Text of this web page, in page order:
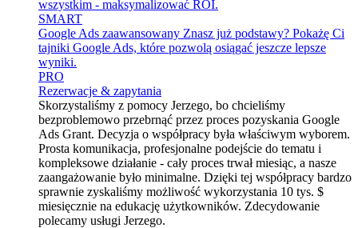
wszystkim - maksymalizować ROI.
SMART
Google Ads zaawansowany Znasz już podstawy? Pokażę Ci
tajniki Google Ads, które pozwolą osiągać jeszcze lepsze
wyniki.
PRO
Rezerwacje & zapytania
Skorzystaliśmy z pomocy Jerzego, bo chcieliśmy
bezproblemowo przebrnąć przez proces pozyskania Google
Ads Grant. Decyzja o współpracy była właściwym wyborem.
Prosta komunikacja, profesjonalne podejście do tematu i
kompleksowe działanie - cały proces trwał miesiąc, a nasze
zaangażowanie było minimalne. Dzięki tej współpracy bardzo
sprawnie zyskaliśmy możliwość wykorzystania 10 tys. $
miesięcznie na edukację użytkowników. Zdecydowanie
polecamy usługi Jerzego.